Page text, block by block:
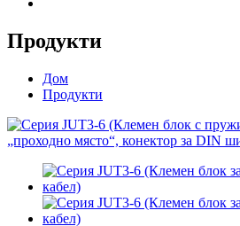
Продукти
Дом
Продукти